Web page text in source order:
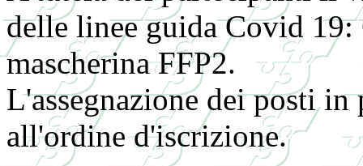
delle linee guida Covid 19:
mascherina FFP2.
L'assegnazione dei posti
all'ordine d'iscrizione.